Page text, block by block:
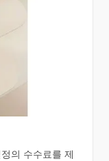
의 수수료를 제